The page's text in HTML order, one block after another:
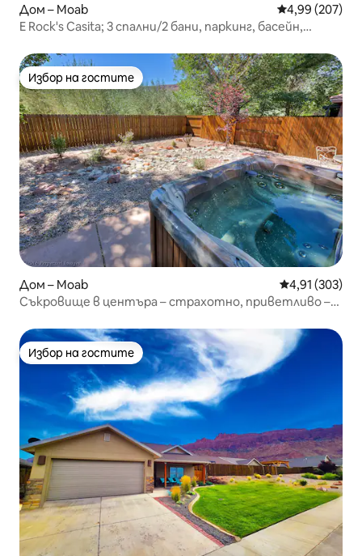
Дом – Moab Средна
4,99 (207)
E Rock's Casita; 3 спални/2 бани, паркинг, басейн,
Избор на гостите
Избор на гостите
Дом – Moab Средна
4,91 (303)
Съкровище в центъра – страхотно, приветливо –
Избор на гостите
Избор на гостите